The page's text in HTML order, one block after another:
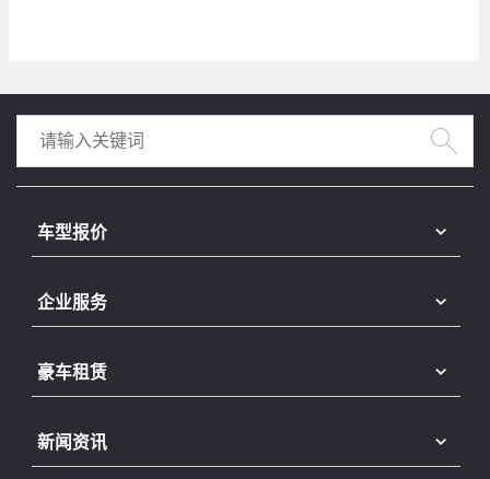
车型报价
企业服务
豪车租赁
新闻资讯